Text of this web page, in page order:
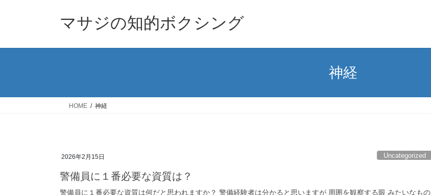
マサジの知的ボクシング
神経
HOME 神経
2026年2月15日 Uncategorized
警備員に１番必要な資質は？
警備員に１番必要な資質は何だと思われますか？ 警備経験者は分かると思いますが 周囲を観察する眼 みたいなもの